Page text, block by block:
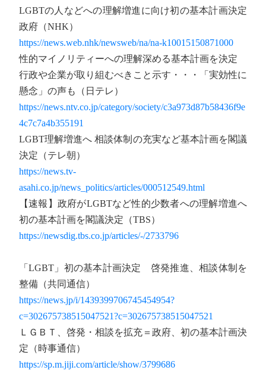
LGBTの人などへの理解増進に向け初の基本計画決定
政府（NHK）
https://news.web.nhk/newsweb/na/na-k10015150871000
性的マイノリティーへの理解深める基本計画を決定
行政や企業が取り組むべきこと示す・・・「実効性に
懸念」の声も（日テレ）
https://news.ntv.co.jp/category/society/c3a973d87b58436f9e
4c7c7a4b355191
LGBT理解増進へ 相談体制の充実など基本計画を閣議
決定（テレ朝）
https://news.tv-
asahi.co.jp/news_politics/articles/000512549.html
【速報】政府がLGBTなど性的少数者への理解増進へ
初の基本計画を閣議決定（TBS）
https://newsdig.tbs.co.jp/articles/-/2733796
「LGBT」初の基本計画決定 啓発推進、相談体制を
整備（共同通信）
https://news.jp/i/1439399706745454954?
c=302675738515047521?c=302675738515047521
ＬＧＢＴ、啓発・相談を拡充＝政府、初の基本計画決
定（時事通信）
https://sp.m.jiji.com/article/show/3799686